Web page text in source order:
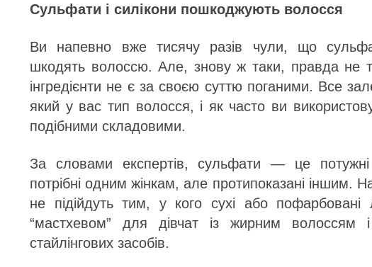
Сульфати і силікони пошкоджують волосся
Ви напевно вже тисячу разів чули, що
шкодять волоссю. Але, знову ж таки, правда не
інгредієнти не є за своєю суттю поганими. Все
який у вас тип волосся, і як часто ви
подібними складовими.
За словами експертів, сульфати — це потужні
потрібні одним жінкам, але протипоказані іншим.
не підійдуть тим, у кого сухі або
“мастхевом” для дівчат із жирним волоссям
стайлінгових засобів.